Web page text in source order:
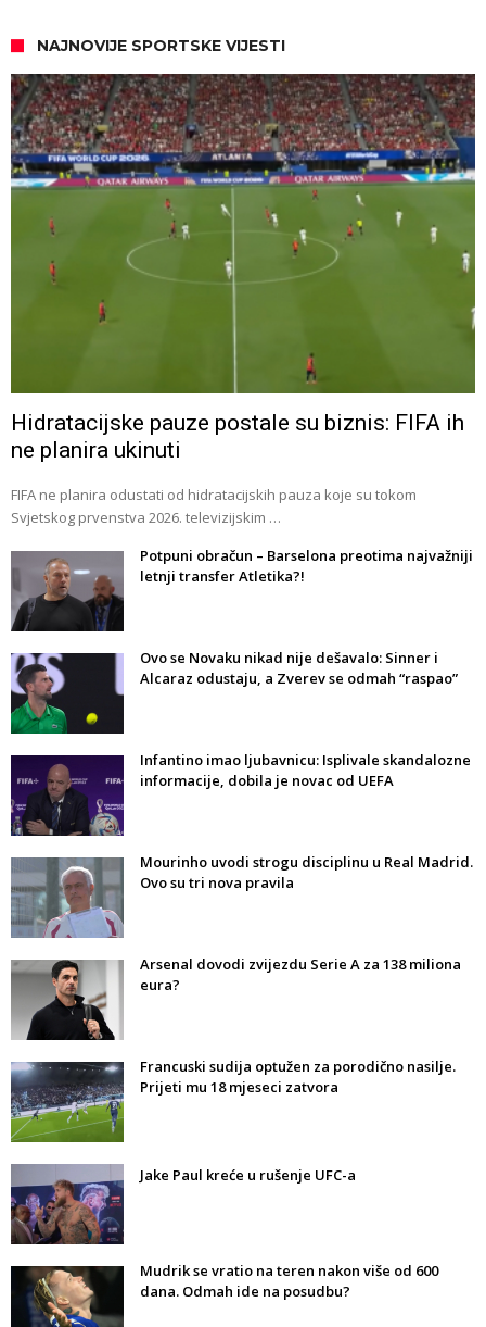
NAJNOVIJE SPORTSKE VIJESTI
Hidratacijske pauze postale su biznis: FIFA ih
ne planira ukinuti
FIFA ne planira odustati od hidratacijskih pauza koje su tokom
Svjetskog prvenstva 2026. televizijskim …
Potpuni obračun – Barselona preotima najvažniji
letnji transfer Atletika?!
Ovo se Novaku nikad nije dešavalo: Sinner i
Alcaraz odustaju, a Zverev se odmah “raspao”
Infantino imao ljubavnicu: Isplivale skandalozne
informacije, dobila je novac od UEFA
Mourinho uvodi strogu disciplinu u Real Madrid.
Ovo su tri nova pravila
Arsenal dovodi zvijezdu Serie A za 138 miliona
eura?
Francuski sudija optužen za porodično nasilje.
Prijeti mu 18 mjeseci zatvora
Jake Paul kreće u rušenje UFC-a
Mudrik se vratio na teren nakon više od 600
dana. Odmah ide na posudbu?